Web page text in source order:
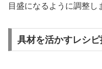
目盛になるように調整し
具材を活かすレシピ